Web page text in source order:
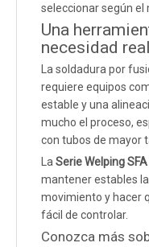
seleccionar según el
Una
necesidad
La soldadura por
requiere equipos
estable y una
mucho el proceso,
con tubos de mayor
La Serie Welping SFA
mantener estables
movimiento y hacer
fácil de controlar.
Conozca más